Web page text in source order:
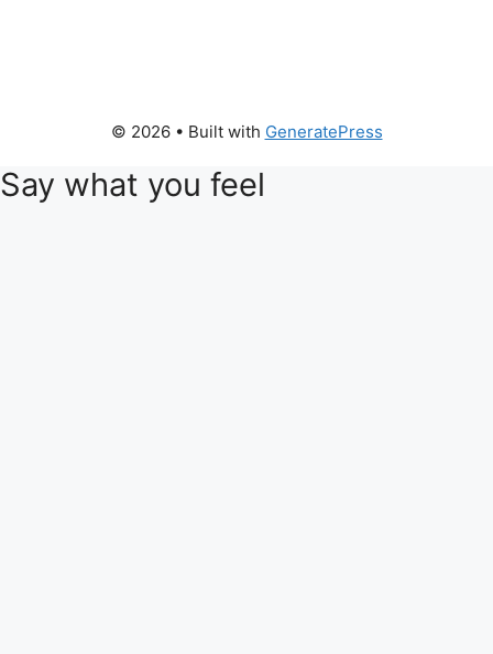
© 2026 • Built with GeneratePress
Say what you feel